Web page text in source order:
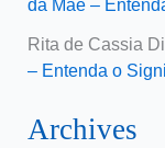
da Mãe –
Rita de Cassia
– Entenda o
Archives